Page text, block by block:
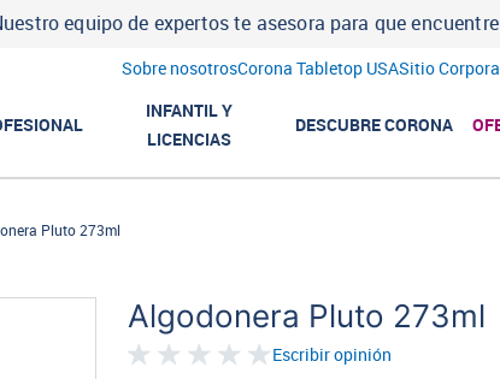
equipo de expertos te asesora para que
Sobre nosotrosCorona Tabletop USASitio
INFANTIL Y
LICENCIAS
DESCUBRE CORONA
Pluto 273ml
Algodonera Pluto 273ml
Escribir opinión